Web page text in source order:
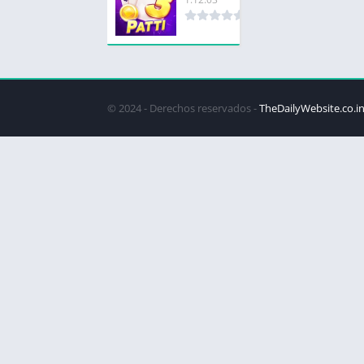
© 2024 - Derechos reservados -TheDailyWebsite.co.in